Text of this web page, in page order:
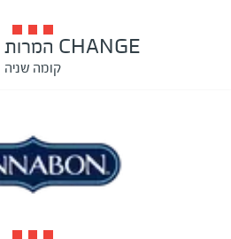
CHANGE המרות מטבע חוץ
קומה שניה